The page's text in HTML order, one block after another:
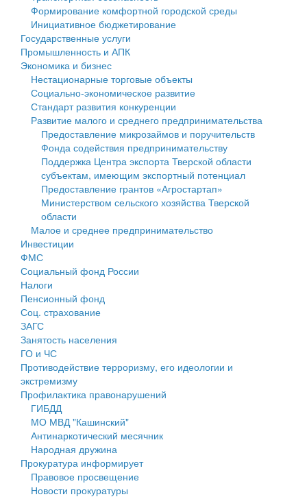
Государственные услуги
Промышленность и АПК
Экономика и бизнес
Символика
Устав
Гостям округа
Туризм
Культура
Образование
Здравоохранение
Социальная защита
Фотоальбом
муниципального округа Тверской области
Администрация Кашинского муниципального округа
Тверской области
Управление сельскими территориями
Открытые данные
Работа с обращениями граждан
Муниципальный контроль
Муниципальные услуги
Проекты административных регламентов
Антимонопольный комплаенс
Противодействие коррупции
Финансовое управление
Бюджет для граждан
Имущество
Выявление правообладателей ранее учтенных
объектов недвижимости
Имущественная поддержка субъектов малого и
среднего предпринимательства
Информационная поддержка субъектов малого и
среднего предпринимательства
Муниципальные программы
Контрольно-счетная палата
Персональные данные
Оценка регулирующего воздействия
Деятельность МУ
Нормативы градостроительного проектирования
Правила землепользования и застройки
Генеральные планы
Проекты планировки территории
Формирование комфортной городской среды
Инициативное бюджетирование
Государственные услуги
Промышленность и АПК
Экономика и бизнес
Нестационарные торговые объекты
Социально-экономическое развитие
Стандарт развития конкуренции
Развитие малого и среднего предпринимательства
Предоставление микрозаймов и поручительств
Фонда содействия предпринимательству
Поддержка Центра экспорта Тверской области
субъектам, имеющим экспортный потенциал
Предоставление грантов «Агростартап»
Министерством сельского хозяйства Тверской
области
Малое и среднее предпринимательство
Инвестиции
ФМС
Социальный фонд России
Налоги
Пенсионный фонд
Соц. страхование
ЗАГС
Занятость населения
ГО и ЧС
Противодействие терроризму, его идеологии и
экстремизму
Профилактика правонарушений
ГИБДД
МО МВД "Кашинский"
Антинаркотический месячник
Народная дружина
Прокуратура информирует
Правовое просвещение
Новости прокуратуры